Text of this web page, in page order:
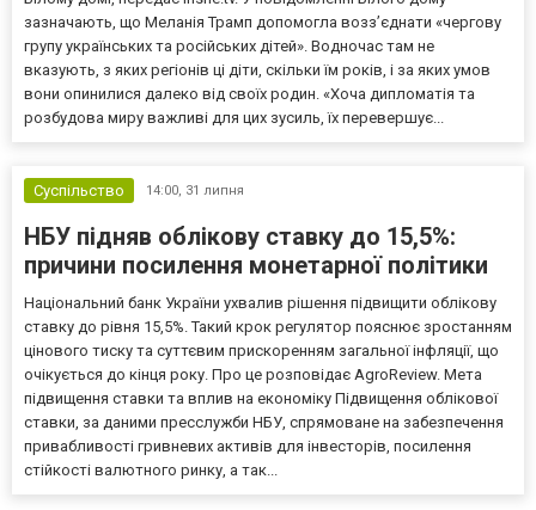
зазначають, що Меланія Трамп допомогла возз’єднати «чергову
групу українських та російських дітей». Водночас там не
вказують, з яких регіонів ці діти, скільки їм років, і за яких умов
вони опинилися далеко від своїх родин. «Хоча дипломатія та
розбудова миру важливі для цих зусиль, їх перевершує...
Суспільство 14:00, 31 липня
НБУ підняв облікову ставку до 15,5%:
причини посилення монетарної політики
Національний банк України ухвалив рішення підвищити облікову
ставку до рівня 15,5%. Такий крок регулятор пояснює зростанням
цінового тиску та суттєвим прискоренням загальної інфляції, що
очікується до кінця року. Про це розповідає AgroReview. Мета
підвищення ставки та вплив на економіку Підвищення облікової
ставки, за даними пресслужби НБУ, спрямоване на забезпечення
привабливості гривневих активів для інвесторів, посилення
стійкості валютного ринку, а так...